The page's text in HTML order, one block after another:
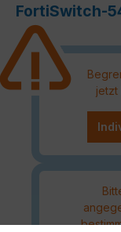
FortiSwitch-
jetzt